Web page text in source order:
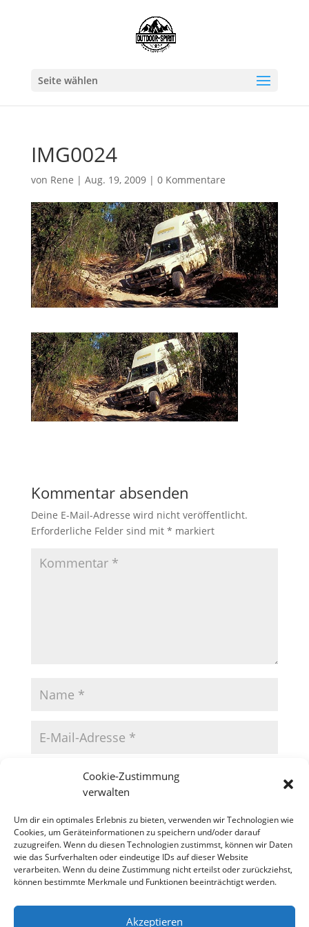
Cookie-Zustimmung
verwalten
Um dir ein optimales Erlebnis zu bieten, verwenden wir Technologien wie
Cookies, um Geräteinformationen zu speichern und/oder darauf
zuzugreifen. Wenn du diesen Technologien zustimmst, können wir Daten
wie das Surfverhalten oder eindeutige IDs auf dieser Website
verarbeiten. Wenn du deine Zustimmung nicht erteilst oder zurückziehst,
können bestimmte Merkmale und Funktionen beeinträchtigt werden.
Akzeptieren
Seite wählen
IMG0024
von Rene | Aug. 19, 2009| 0 Kommentare
Kommentar absenden
Deine E-Mail-Adresse wird nicht veröffentlicht.
Erforderliche Felder sind mit * markiert
Datenschutzerklärung Impressum